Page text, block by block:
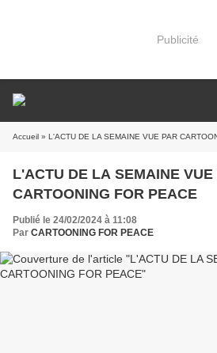
Publicité
Accueil » L'ACTU DE LA SEMAINE VUE PAR
L'ACTU DE LA SEMAINE VUE
CARTOONING FOR PEACE
Publié le 24/02/2024 à 11:08
Par CARTOONING FOR PEACE